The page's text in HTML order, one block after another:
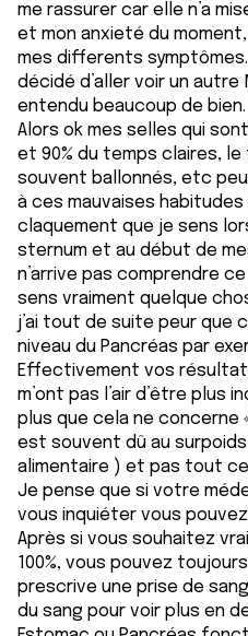
me rassurer car elle n’a
et mon anxieté du
mes differents symptômes.
décidé d’aller voir un autre
entendu beaucoup de bien.
Alors ok mes selles qui
et 90% du temps claires,
souvent ballonnés, etc
à ces mauvaises habitudes
claquement que je sens
sternum et au début de
n’arrive pas comprendre
sens vraiment quelque
j’ai tout de suite peur que
niveau du Pancréas par
Effectivement vos
m’ont pas l’air d’être plus
plus que cela ne concerne
est souvent dû au surpoids
alimentaire ) et pas tout
Je pense que si votre
vous inquiéter vous
Après si vous souhaitez
100%, vous pouvez
prescrive une prise de
du sang pour voir plus en